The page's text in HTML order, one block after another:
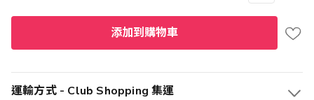
添加到購物車
運輸方式 - Club Shopping 集運